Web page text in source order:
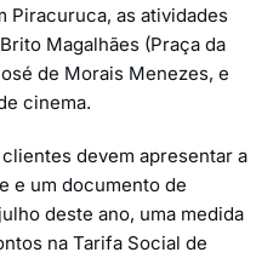
Piracuruca, as atividades
Magalhães (Praça da
de Morais Menezes, e
cinema.
devem apresentar a
e um documento de
deste ano, uma medida
na Tarifa Social de